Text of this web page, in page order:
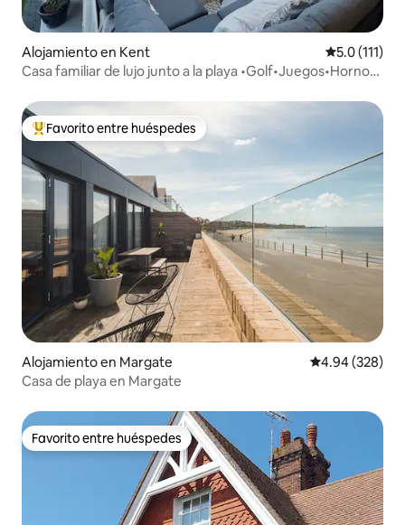
Alojamiento en Kent Calificación
5.0 (111)
Casa familiar de lujo junto a la playa •Golf•Juegos•Horno
Favorito entre huéspedes preferido
Favorito entre huéspedes
Alojamiento en Margate Calificación
4.94 (328)
Casa de playa en Margate
Favorito entre huéspedes
Favorito entre huéspedes